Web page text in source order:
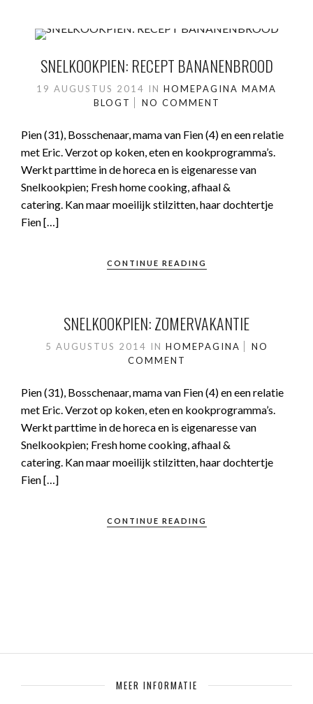
SNELKOOKPIEN: RECEPT BANANENBROOD
19 AUGUSTUS 2014 IN HOMEPAGINA MAMA
BLOGT
NO COMMENT
Pien (31), Bosschenaar, mama van Fien (4) en een relatie
met Eric. Verzot op koken, eten en kookprogramma’s.
Werkt parttime in de horeca en is eigenaresse van
Snelkookpien; Fresh home cooking, afhaal &
catering. Kan maar moeilijk stilzitten, haar dochtertje
Fien […]
CONTINUE READING
SNELKOOKPIEN: ZOMERVAKANTIE
5 AUGUSTUS 2014 IN HOMEPAGINA
NO
COMMENT
Pien (31), Bosschenaar, mama van Fien (4) en een relatie
met Eric. Verzot op koken, eten en kookprogramma’s.
Werkt parttime in de horeca en is eigenaresse van
Snelkookpien; Fresh home cooking, afhaal &
catering. Kan maar moeilijk stilzitten, haar dochtertje
Fien […]
CONTINUE READING
MEER INFORMATIE